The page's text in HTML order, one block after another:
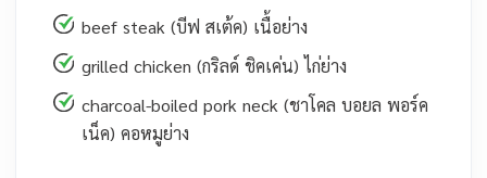
beef steak (บีฟ สเต้ค) เนื้อย่าง
grilled chicken (กริลด์ ชิคเค่น) ไก่ย่าง
charcoal-boiled pork neck (ชาโคล บอยล พอร์ค
เน็ค) คอหมูย่าง